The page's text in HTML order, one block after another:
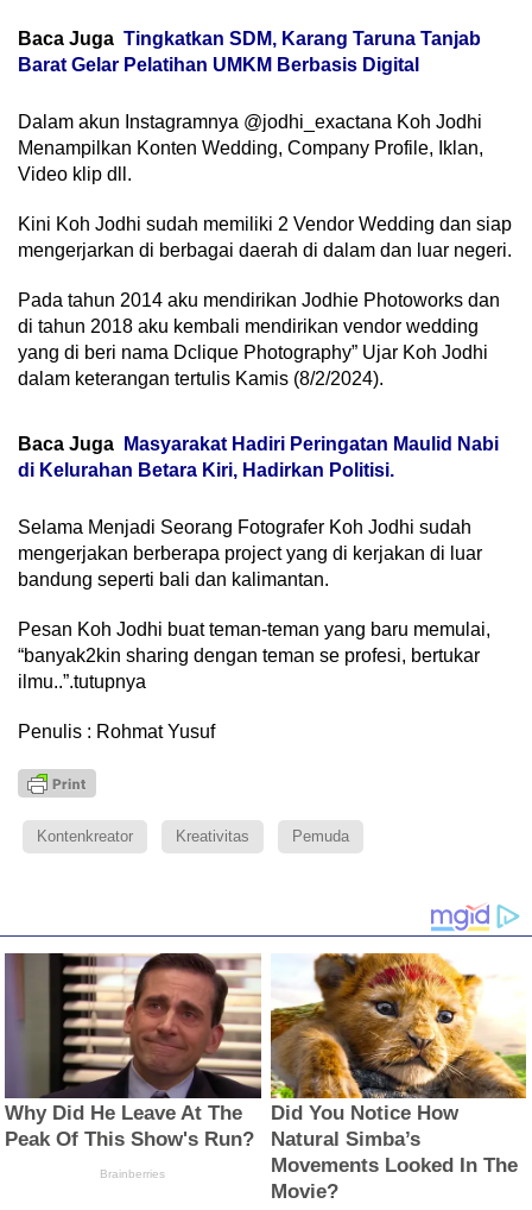
Baca Juga Tingkatkan SDM, Karang Taruna Tanjab
Barat Gelar Pelatihan UMKM Berbasis Digital
Dalam akun Instagramnya @jodhi_exactana Koh Jodhi
Menampilkan Konten Wedding, Company Profile, Iklan,
Video klip dll.
Kini Koh Jodhi sudah memiliki 2 Vendor Wedding dan siap
mengerjarkan di berbagai daerah di dalam dan luar negeri.
Pada tahun 2014 aku mendirikan Jodhie Photoworks dan
di tahun 2018 aku kembali mendirikan vendor wedding
yang di beri nama Dclique Photography” Ujar Koh Jodhi
dalam keterangan tertulis Kamis (8/2/2024).
Baca Juga
Masyarakat Hadiri Peringatan Maulid Nabi
di Kelurahan Betara Kiri, Hadirkan Politisi.
Selama Menjadi Seorang Fotografer Koh Jodhi sudah
mengerjakan berberapa project yang di kerjakan di luar
bandung seperti bali dan kalimantan.
Pesan Koh Jodhi buat teman-teman yang baru memulai,
“banyak2kin sharing dengan teman se profesi, bertukar
ilmu..”.tutupnya
Penulis : Rohmat Yusuf
Kontenkreator Kreativitas Pemuda